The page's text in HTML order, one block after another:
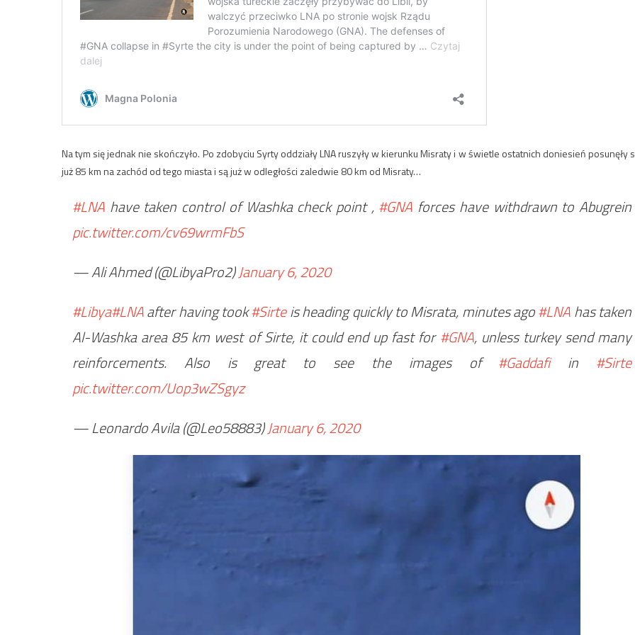
Na tym się jednak nie skończyło. Po zdobyciu Syrty oddziały LNA ruszyły w kierunku Misraty i w świetle ostatnich doniesień posunęły
już 85 km na zachód od tego miasta i są już w odległości zaledwie 80 km od Misraty…
#LNA have taken control of Washka check point , #GNA forces have withdrawn to Abugrein
pic.twitter.com/cv69wrmFbS
— Ali Ahmed (@LibyaPro2)January 6, 2020
#Libya#LNAafter having took#Sirteis heading quickly to Misrata, minutes ago#LNAhas taken
Al-Washka area 85 km west of Sirte, it could end up fast for#GNA, unless turkey send many
reinforcements. Also is great to see the images of #Gaddafiin #Sirte
pic.twitter.com/Uop3wZSgyz
— Leonardo Avila (@Leo58883)January 6, 2020